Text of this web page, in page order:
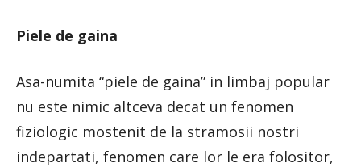
Piele de gaina
Asa-numita “piele de gaina” in limbaj popular
nu este nimic altceva decat un fenomen
fiziologic mostenit de la stramosii nostri
indepartati, fenomen care lor le era folositor,